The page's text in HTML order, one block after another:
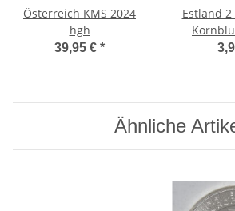
Österreich KMS 2024
hgh
39,95 € *
Estland 2
Ähnliche